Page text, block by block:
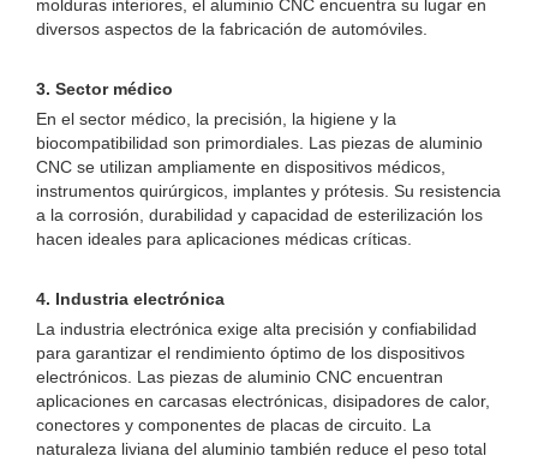
molduras interiores, el aluminio CNC encuentra su lugar en
diversos aspectos de la fabricación de automóviles.
3. Sector médico
En el sector médico, la precisión, la higiene y la
biocompatibilidad son primordiales. Las piezas de aluminio
CNC se utilizan ampliamente en dispositivos médicos,
instrumentos quirúrgicos, implantes y prótesis. Su resistencia
a la corrosión, durabilidad y capacidad de esterilización los
hacen ideales para aplicaciones médicas críticas.
4. Industria electrónica
La industria electrónica exige alta precisión y confiabilidad
para garantizar el rendimiento óptimo de los dispositivos
electrónicos. Las piezas de aluminio CNC encuentran
aplicaciones en carcasas electrónicas, disipadores de calor,
conectores y componentes de placas de circuito. La
naturaleza liviana del aluminio también reduce el peso total